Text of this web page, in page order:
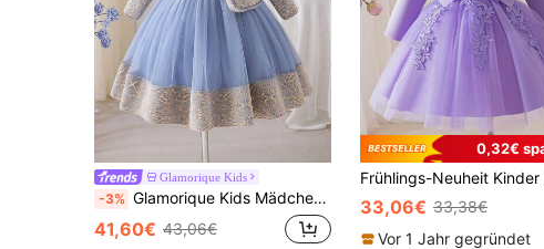
Glamorique Kids
-3% Glamorique Kids Mädchen Blume Textur Lange Ärmel Mantel, kombiniert mit ärmellosem Mesh Maxikleid und Umhängetasche, elegant für Party/Bankett
41,60€ 43,06€
0,32€
33,06€ 33,38€
Vor 1 Jahr gegründet